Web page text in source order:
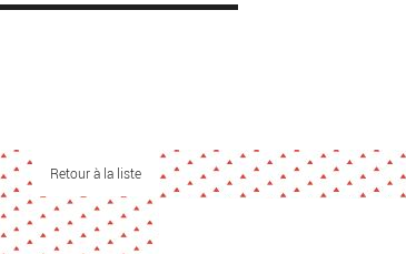
Actualité
Retour à la liste